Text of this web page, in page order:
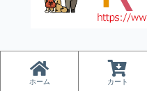
ホーム カート